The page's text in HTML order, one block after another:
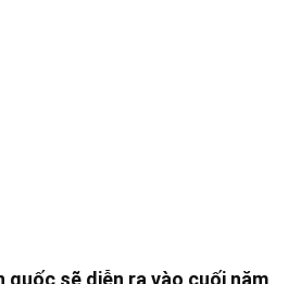
quốc sẽ diễn ra vào cuối năm